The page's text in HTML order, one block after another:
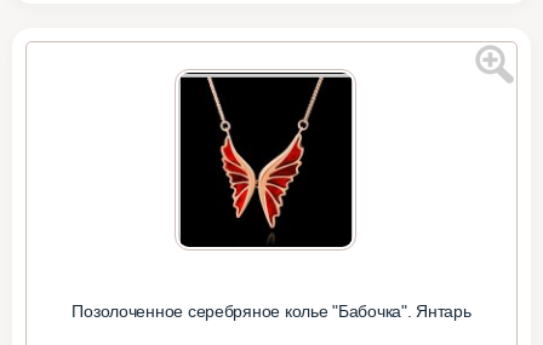
Позолоченное серебряное колье "Бабочка". Янтарь